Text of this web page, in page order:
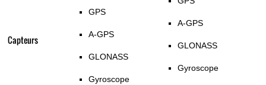
Capteurs
GPS
A-GPS
GLONASS
Gyroscope
A-GPS
GLONASS
Gyroscope